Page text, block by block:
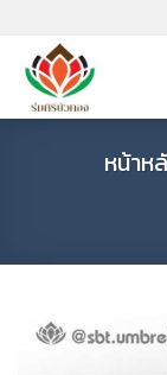
content
หน้าห